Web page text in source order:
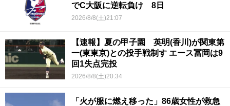
でC大阪に逆転負け 8日
2026/8/8(土)21:07
【速報】夏の甲子園 英明(香川)が関東第
一(東東京)との投手戦制す エース冨岡は9
回1失点完投
2026/8/8(土)20:34
「火が服に燃え移った」86歳女性が救急